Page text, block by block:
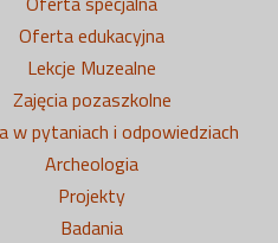
Oferta edukacyjna
Lekcje Muzealne
Zajęcia pozaszkolne
w pytaniach i odpowiedziach
Archeologia
Projekty
Badania